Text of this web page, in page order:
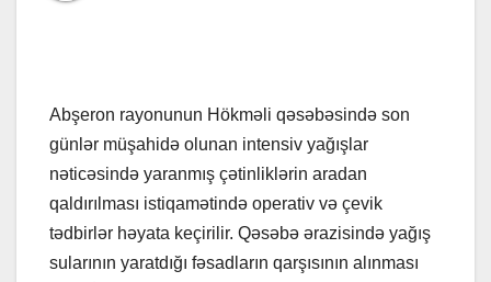
Abşeron rayonunun Hökməli qəsəbəsində son
günlər müşahidə olunan intensiv yağışlar
nəticəsində yaranmış çətinliklərin aradan
qaldırılması istiqamətində operativ və çevik
tədbirlər həyata keçirilir. Qəsəbə ərazisində yağış
sularının yaratdığı fəsadların qarşısının alınması